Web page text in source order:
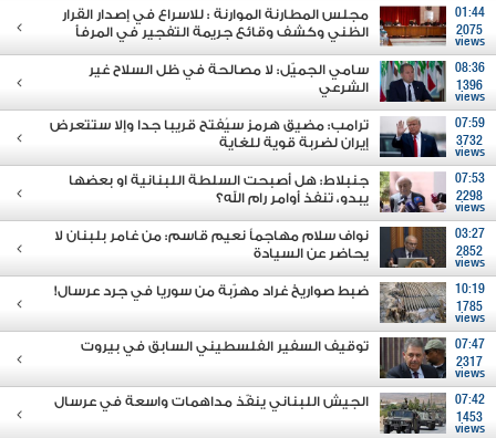
01:44
2075
views
مجلس المطارنة الموارنة : للاسراع في إصدار القرار
الظني وكشف وقائع جريمة التفجير في المرفأ
08:36
1396
views
سامي الجميّل: لا مصالحة في ظل السلاح غير
الشرعي
07:59
3732
views
ترامب: مضيق هرمز سيُفتح قريبا جدا وإلا ستتعرض
إيران لضربة قوية للغاية
07:53
2298
views
جنبلاط: هل أصبحت السلطة اللبنانية او بعضها
يبدو، تنفذ أوامر رام الله؟
03:27
2852
views
نواف سلام مهاجماً نعيم قاسم: من غامر بلبنان لا
يحاضر عن السيادة
10:19
1785
views
ضبط صواريخ غراد مهرّبة من سوريا في جرد عرسال!
07:47
2317
views
توقيف السفير الفلسطيني السابق في بيروت
07:42
1453
views
الجيش اللبناني ينفّذ مداهمات واسعة في عرسال